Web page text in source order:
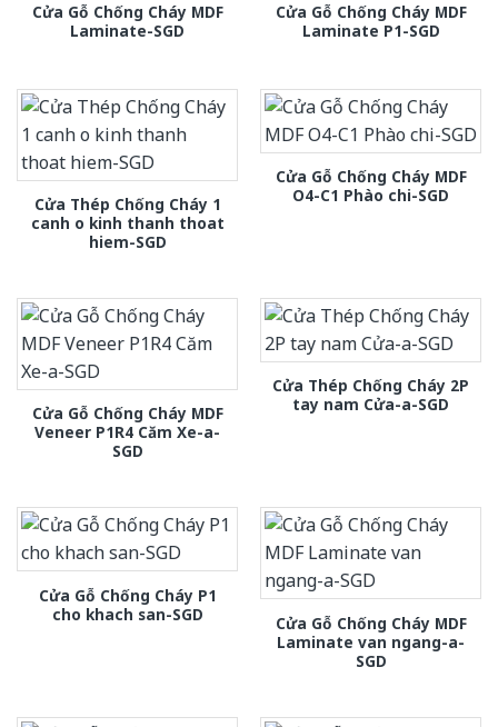
Cửa Gỗ Chống Cháy MDF
Laminate-SGD
Cửa Gỗ Chống Cháy MDF
Laminate P1-SGD
Cửa Thép Chống Cháy 1
canh o kinh thanh thoat
hiem-SGD
Cửa Gỗ Chống Cháy MDF
O4-C1 Phào chi-SGD
Cửa Gỗ Chống Cháy MDF
Veneer P1R4 Căm Xe-a-
SGD
Cửa Thép Chống Cháy 2P
tay nam Cửa-a-SGD
Cửa Gỗ Chống Cháy P1
cho khach san-SGD
Cửa Gỗ Chống Cháy MDF
Laminate van ngang-a-
SGD